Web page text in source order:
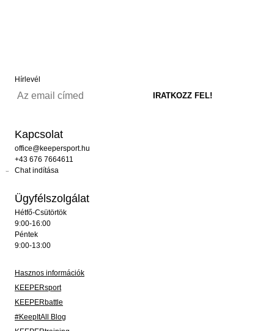
Hírlevél
Kapcsolat
office@keepersport.hu
+43 676 7664611
Chat indítása
Ügyfélszolgálat
Hétfő-Csütörtök
9:00-16:00
Péntek
9:00-13:00
Hasznos információk
KEEPERsport
KEEPERbattle
#KeepItAll Blog